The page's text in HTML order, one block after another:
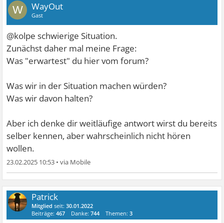
W WayOut
Gast
@kolpe schwierige Situation.
Zunächst daher mal meine Frage:
Was "erwartest" du hier vom forum?
Was wir in der Situation machen würden?
Was wir davon halten?
Aber ich denke dir weitläufige antwort wirst du bereits
selber kennen, aber wahrscheinlich nicht hören
wollen.
23.02.2025 10:53 •
Patrick
Mitglied seit:30.01.2022
Beiträge:467 Danke:744 Themen:3